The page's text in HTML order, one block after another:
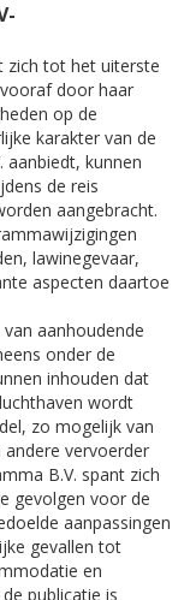
zich tot het uiterste
door haar
op de
karakter van de
aanbiedt, kunnen
de reis
aangebracht.
lawinegevaar,
aspecten daartoe
aanhoudende
onder de
inhouden dat
wordt
zo mogelijk van
vervoerder
B.V. spant zich
gevolgen voor de
aanpassingen
gevallen tot
en
publicatie is